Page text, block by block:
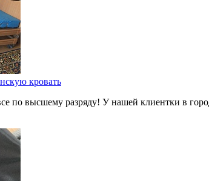
кровать
по высшему разряду! У нашей клиентки в